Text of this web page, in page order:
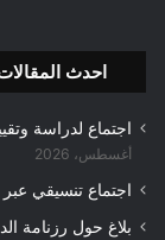
احدث
اجتماع لدراسة
أغسطس، 2026
اجتماع تنسيقي عبر